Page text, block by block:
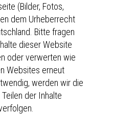
(Bilder, Fotos,
dem Urheberrecht
Bitte fragen
dieser Website
oder verwerten wie
Websites erneut
werden wir die
der Inhalte